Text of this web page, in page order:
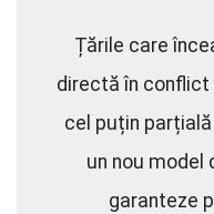
Țările care
directă în conflict
cel puțin
un nou model
garanteze